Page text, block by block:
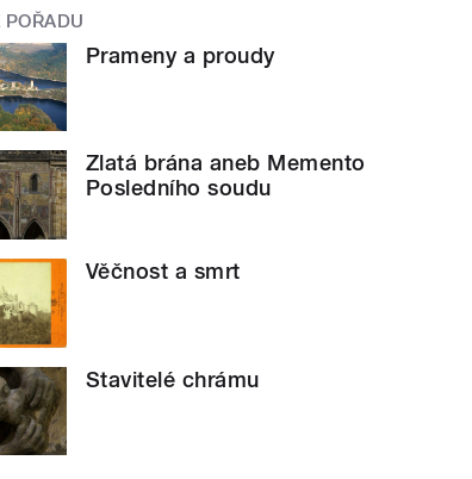
POŘADU
Prameny a proudy
Zlatá brána aneb Memento
Posledního soudu
Věčnost a smrt
Stavitelé chrámu